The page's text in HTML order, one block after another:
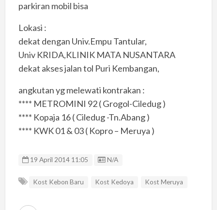
parkiran mobil bisa
Lokasi :
dekat dengan Univ.Empu Tantular,
Univ KRIDA,KLINIK MATA NUSANTARA
dekat akses jalan tol Puri Kembangan,
angkutan yg melewati kontrakan :
**** METROMINI 92 ( Grogol-Ciledug )
**** Kopaja 16 ( Ciledug -Tn.Abang )
**** KWK 01 & 03 ( Kopro – Meruya )
19 April 2014 11:05 Listing ID
N/A
Kost Kebon Baru Kost Kedoya Kost Meruya